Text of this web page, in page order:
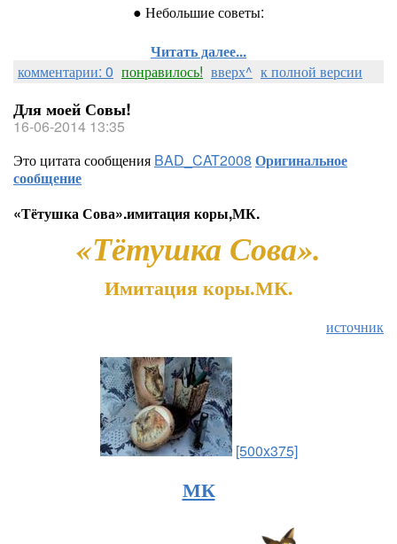
● Небольшие советы:
Читать далее...
комментарии: 0 понравилось! вверх^ к полной версии
Для моей Совы!
16-06-2014 13:35
Это цитата сообщения BAD_CAT2008 Оригинальное
сообщение
«Тётушка Сова».имитация коры,МК.
«Тётушка Сова».
Имитация коры.МК.
источник
[500x375]
МК